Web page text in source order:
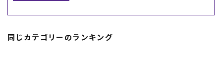
同じカテゴリーのランキング